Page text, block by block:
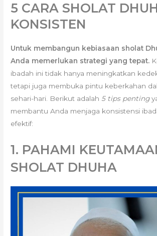
5 CARA SHOLAT
KONSISTEN
Untuk membangun kebiasaan sholat
Anda memerlukan strategi yang tepat.
ibadah ini tidak hanya meningkatkan
tetapi juga membuka pintu keberkahan
sehari-hari. Berikut adalah 5 tips penting
membantu Anda menjaga konsistensi
efektif:
1. PAHAMI
SHOLAT DHUHA